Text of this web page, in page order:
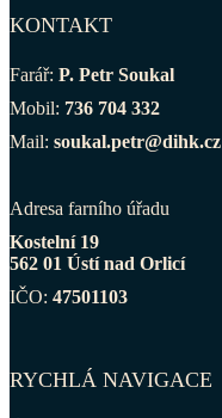
KONTAKT
Farář: P. Petr Soukal
Mobil: 736 704 332
Mail: soukal.petr@dihk.cz
Adresa farního úřadu
Kostelní 19
562 01 Ústí nad Orlicí
IČO: 47501103
RYCHLÁ NAVIGACE